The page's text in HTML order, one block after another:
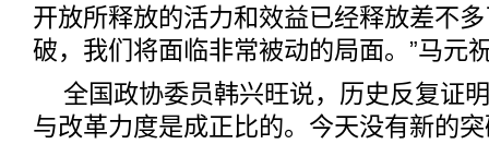
开放所释放的活力和效益已经释放差不
破，我们将面临非常被动的局面。”马元
全国政协委员韩兴旺说，历史反复证
与改革力度是成正比的。今天没有新的